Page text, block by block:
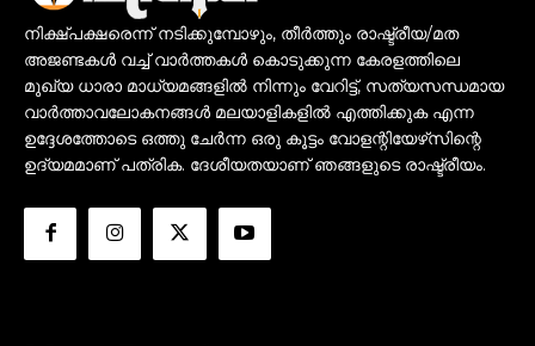
നിക്ഷ്പക്ഷരെന്ന് നടിക്കുമ്പോഴും, തീർത്തും രാഷ്ട്രീയ/മത
അജണ്ടകൾ വച്ച് വാർത്തകൾ കൊടുക്കുന്ന കേരളത്തിലെ
മുഖ്യ ധാരാ മാധ്യമങ്ങളിൽ നിന്നും വേറിട്ട്, സത്യസന്ധമായ
വാർത്താവലോകനങ്ങൾ മലയാളികളിൽ എത്തിക്കുക എന്ന
ഉദ്ദേശത്തോടെ ഒത്തു ചേർന്ന ഒരു കൂട്ടം വോളന്റിയേഴ്‌സിന്റെ
ഉദ്യമമാണ് പത്രിക. ദേശീയതയാണ് ഞങ്ങളുടെ രാഷ്ട്രീയം.